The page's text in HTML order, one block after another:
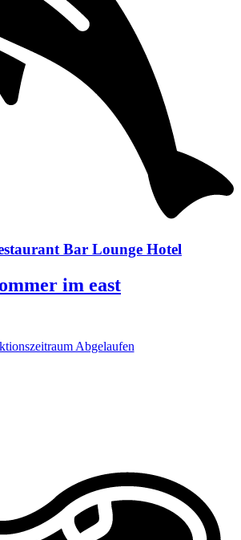
Bar Lounge Hotel
im east
Abgelaufen